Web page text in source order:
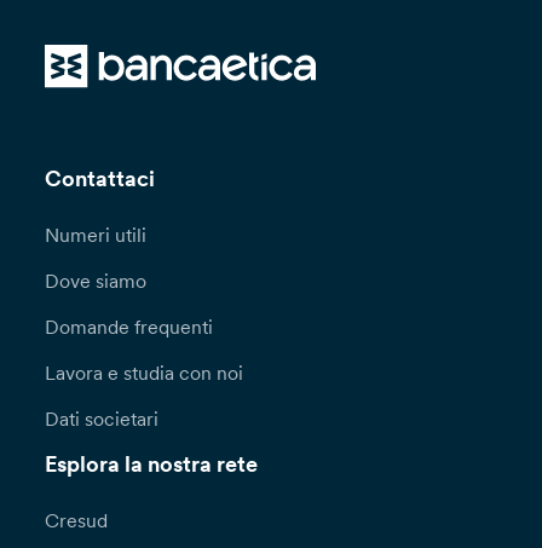
Contattaci
Numeri utili
Dove siamo
Domande frequenti
Lavora e studia con noi
Dati societari
Esplora la nostra rete
Cresud